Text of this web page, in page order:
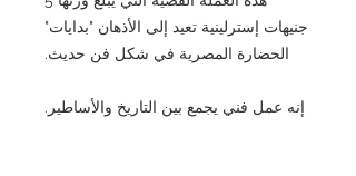
جنيهات إسترلينية تعيد إلى الأذهان "بدايات"
الحضارة المصرية في شكل فن حديث.
إنه عمل فني يجمع بين التاريخ والأساطير.